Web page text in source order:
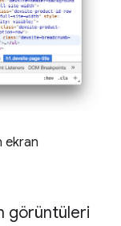
ekran
görüntüleri